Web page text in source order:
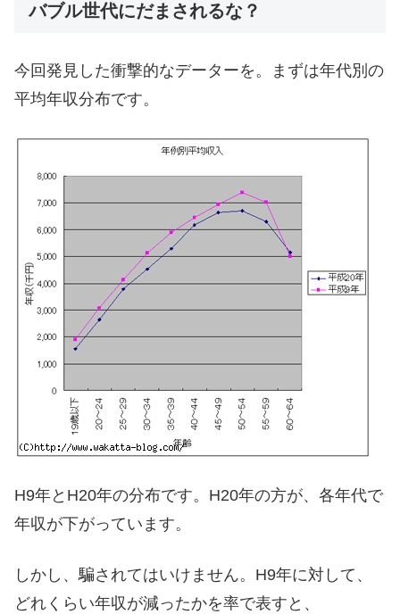
バブル世代にだまされるな？
今回発見した衝撃的なデーターを。まずは年代別の
平均年収分布です。
H9年とH20年の分布です。H20年の方が、各年代で
年収が下がっています。
しかし、騙されてはいけません。H9年に対して、
どれくらい年収が減ったかを率で表すと、